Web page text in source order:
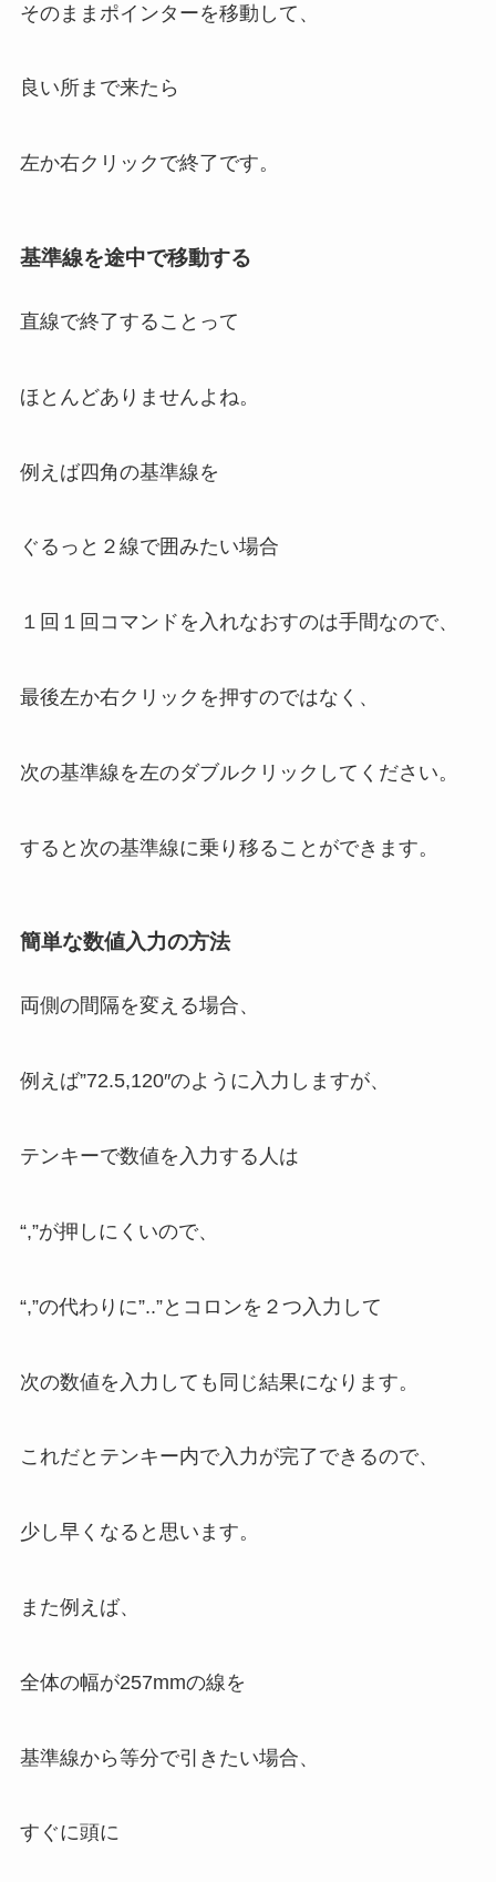
そのままポインターを移動して、
良い所まで来たら
左か右クリックで終了です。
基準線を途中で移動する
直線で終了することって
ほとんどありませんよね。
例えば四角の基準線を
ぐるっと２線で囲みたい場合
１回１回コマンドを入れなおすのは手間なので、
最後左か右クリックを押すのではなく、
次の基準線を左のダブルクリック してください。
すると次の基準線に乗り移ることができます。
簡単な数値入力の方法
両側の間隔を変える場合、
例えば”72.5,120″のように入力しますが、
テンキーで数値を入力する人は
“,”が押しにくいので、
“,”の代わりに”..”とコロンを２つ入力して
次の数値を入力しても同じ結果になります。
これだと テンキー内で入力が完了できるので、
少し早くなると思います。
また例えば、
全体の幅が257mmの線を
基準線から等分で引きたい場合、
すぐに頭に